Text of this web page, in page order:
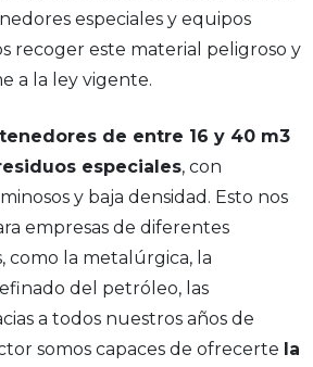
especiales y equipos
recoger este material peligroso y
a la ley vigente.
de entre 16 y 40 m3
especiales, con
y baja densidad. Esto nos
empresas de diferentes
como la metalúrgica, la
del petróleo, las
a todos nuestros años de
somos capaces de ofrecerte la